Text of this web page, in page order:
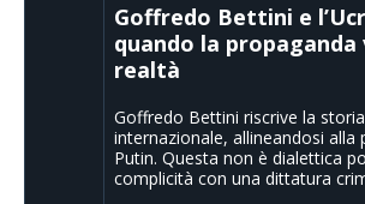
Goffredo Bettini e
quando la
realtà
Goffredo Bettini riscrive la
internazionale, allineandosi alla
Putin. Questa non è dialettica
complicità con una dittatura